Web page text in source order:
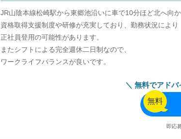
JR山陰本線松崎駅から東郷池沿いに車で10分ほど北へ向か
資格取得支援制度や研修が充実しており、勤務状況により
正社員登用の可能性があります。
またシフトによる完全週休二日制なので、
ワークライフバランスが良いです。
無料でアドバ
無料
即応